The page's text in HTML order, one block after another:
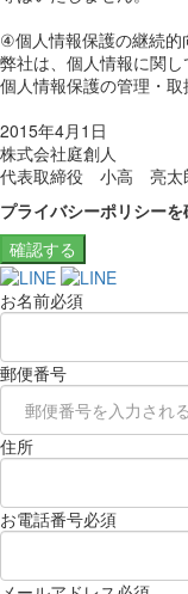
④個人情報保護の継続的
弊社は、個人情報に関し
個人情報保護の管理・取
2015年4月1日
株式会社庭創人
代表取締役 小高 亮太
プライバシーポリシー
確認する
お名前必須
郵便番号
住所
お電話番号必須